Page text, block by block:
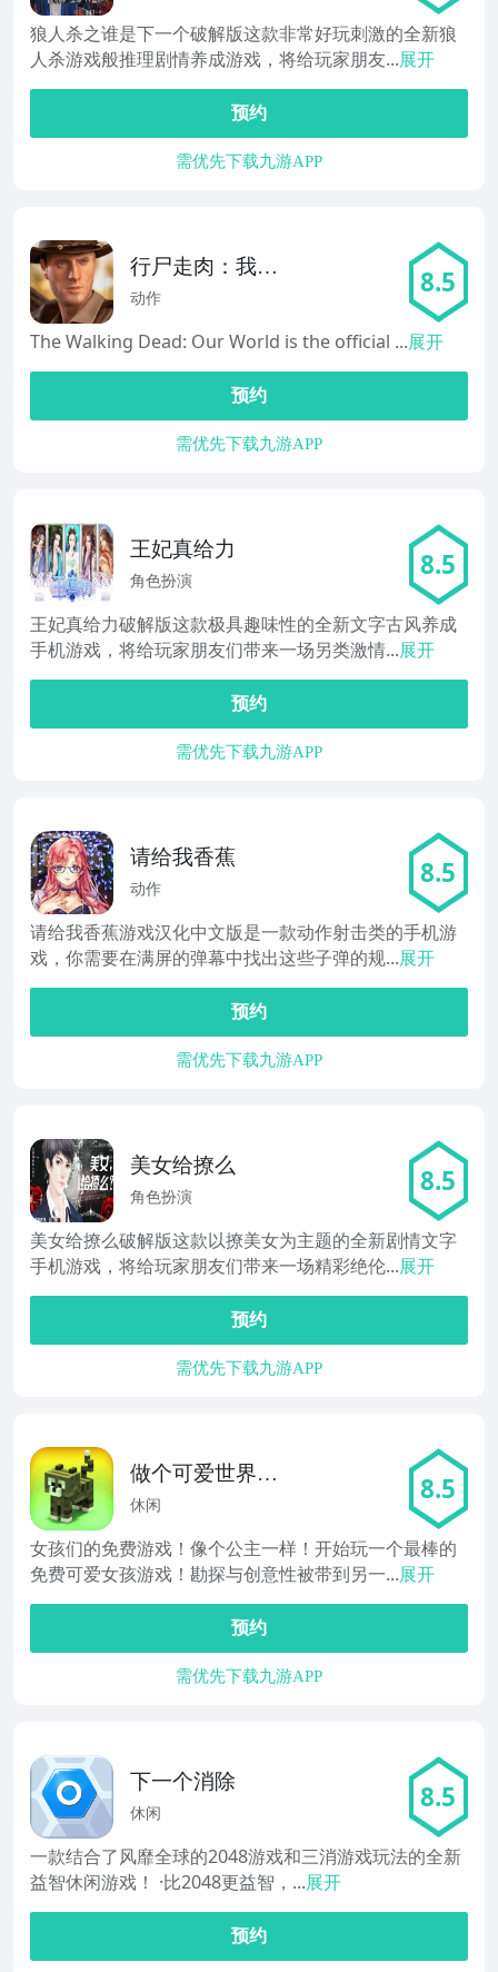
狼人杀之谁是下一个破解版这款非常好玩刺激的全新狼
人杀游戏般推理剧情养成游戏，将给玩家朋友...展开
预约
需优先下载九游APP
行尸走肉：我们
的世界
动作 8.5
The Walking Dead: Our World is the official ...展开
预约
需优先下载九游APP
王妃真给力
角色扮演 8.5
王妃真给力破解版这款极具趣味性的全新文字古风养成
手机游戏，将给玩家朋友们带来一场另类激情...展开
预约
需优先下载九游APP
请给我香蕉
动作 8.5
请给我香蕉游戏汉化中文版是一款动作射击类的手机游
戏，你需要在满屏的弹幕中找出这些子弹的规...展开
预约
需优先下载九游APP
美女给撩么
角色扮演 8.5
美女给撩么破解版这款以撩美女为主题的全新剧情文字
手机游戏，将给玩家朋友们带来一场精彩绝伦...展开
预约
需优先下载九游APP
做个可爱世界里
的公主！建设一
掘，创世与勘探
休闲 8.5
女孩们的免费游戏！像个公主一样！开始玩一个最棒的
免费可爱女孩游戏！勘探与创意性被带到另一...展开
预约
需优先下载九游APP
下一个消除
休闲 8.5
一款结合了风靡全球的2048游戏和三消游戏玩法的全新
益智休闲游戏！ ·比2048更益智，...展开
预约